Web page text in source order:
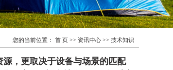
您的当前位置： 首 页 >> 资讯中心 >> 技术知识
，更取决于设备与场景的匹配